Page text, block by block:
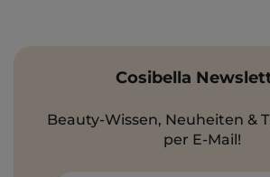
Cosibella
Beauty-Wissen, Neuheiten &
per E-Mail!